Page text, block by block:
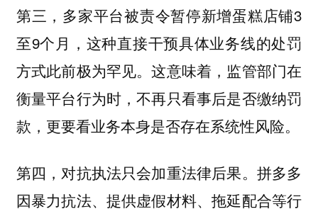
第三，多家平台被责令暂停新增蛋糕店铺3
至9个月，这种直接干预具体业务线的处罚
方式此前极为罕见。这意味着，监管部门在
衡量平台行为时，不再只看事后是否缴纳罚
款，更要看业务本身是否存在系统性风险。
第四，对抗执法只会加重法律后果。拼多多
因暴力抗法、提供虚假材料、拖延配合等行